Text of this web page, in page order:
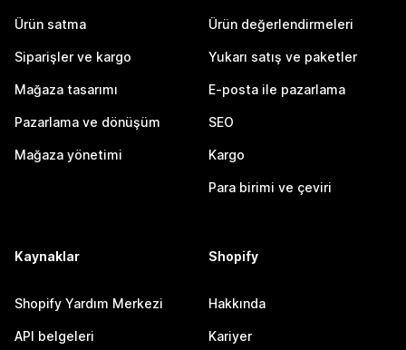
Ürün satma
Siparişler ve kargo
Mağaza tasarımı
Pazarlama ve dönüşüm
Mağaza yönetimi
Ürün değerlendirmeleri
Yukarı satış ve paketler
E-posta ile pazarlama
SEO
Kargo
Para birimi ve çeviri
Kaynaklar
Shopify Yardım Merkezi
API belgeleri
Shopify
Hakkında
Kariyer